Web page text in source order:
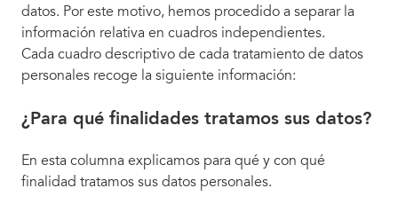
datos. Por este motivo, hemos procedido a separar la
información relativa en cuadros independientes.
Cada cuadro descriptivo de cada tratamiento de datos
personales recoge la siguiente información:
¿Para qué finalidades tratamos sus datos?
En esta columna explicamos para qué y con qué
finalidad tratamos sus datos personales.